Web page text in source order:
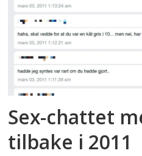
Sex-chattet
tilbake i 2011